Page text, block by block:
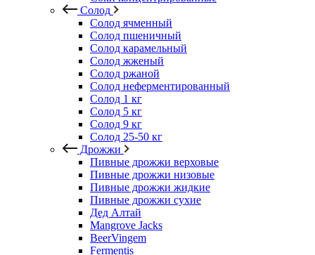
Солод
Солод ячменный
Солод пшеничный
Солод карамельный
Солод жженый
Солод ржаной
Солод неферментированный
Солод 1 кг
Солод 5 кг
Солод 9 кг
Солод 25-50 кг
Дрожжи
Пивные дрожжи верховые
Пивные дрожжи низовые
Пивные дрожжи жидкие
Пивные дрожжи сухие
Дед Алтай
Mangrove Jacks
BeerVingem
Fermentis